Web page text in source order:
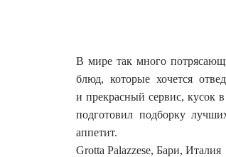
В мире так много
блюд, которые хочется
и прекрасный сервис, кусок
подготовил подборку
аппетит.
Grotta Palazzese, Бари, Италия